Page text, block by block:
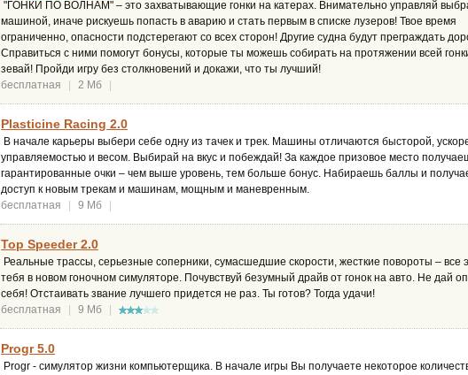
"ГОНКИ ПО ВОЛНАМ" – это захватывающие гонки на катерах. Внимательно управляй
машиной, иначе рискуешь попасть в аварию и стать первым в списке лузеров! Твое время
ограниченно, опасности подстерегают со всех сторон! Другие судна будут преграждать
Справиться с ними помогут бонусы, которые ты можешь собирать на протяжении всей
зевай! Пройди игру без столкновений и докажи, что ты лучший!
бесплатная
2 Мб
Plasticine Racing 2.0
В начале карьеры выбери себе одну из тачек и трек. Машины отличаются бысторой,
управляемостью и весом. Выбирай на вкус и побеждай! За каждое призовое место
гарантированные очки – чем выше уровень, тем больше бонус. Набираешь баллы и
доступ к новым трекам и машинам, мощным и маневренным.
бесплатная
9 Мб
Top Speeder 2.0
Реальные трассы, серьезные соперники, сумасшедшие скорости, жесткие повороты – все
тебя в новом гоночном симуляторе. Почувствуй безумный драйв от гонок на авто. Не дай
себя! Отстаивать звание лучшего придется не раз. Ты готов? Тогда удачи!
бесплатная
9 Мб
Progr 5.0
Progr - симулятор жизни компьютерщика. В начале игры Вы получаете некоторое